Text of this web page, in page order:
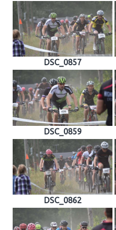
DSC_0857
DSC_0859
DSC_0862